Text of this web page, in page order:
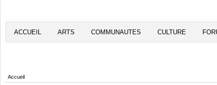
ACCUEIL ARTS COMMUNAUTES CULTURE
Accueil